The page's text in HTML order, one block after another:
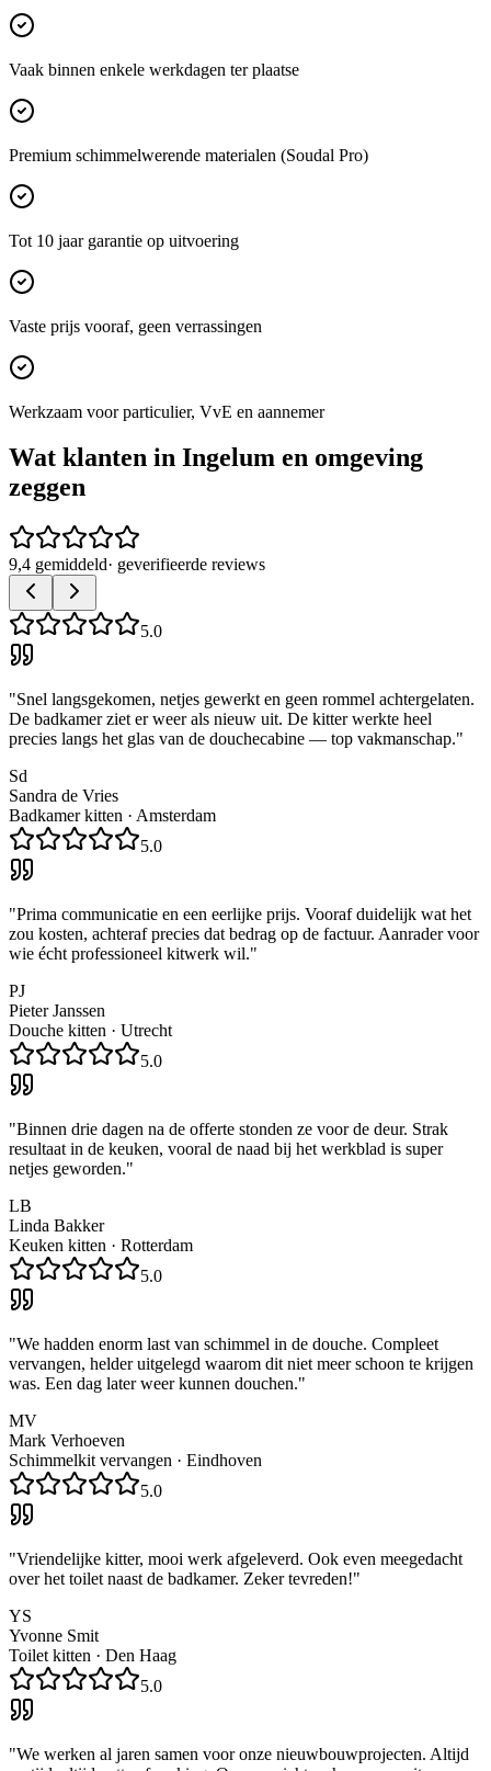
Vaak binnen enkele werkdagen ter plaatse
Premium schimmelwerende materialen (Soudal Pro)
Tot 10 jaar garantie op uitvoering
Vaste prijs vooraf, geen verrassingen
Werkzaam voor particulier, VvE en aannemer
Wat klanten in Ingelum en omgeving
zeggen
9,4 gemiddeld· geverifieerde reviews
5.0
"Snel langsgekomen, netjes gewerkt en geen rommel achtergelaten.
De badkamer ziet er weer als nieuw uit. De kitter werkte heel
precies langs het glas van de douchecabine — top vakmanschap."
Sd
Sandra de Vries
Badkamer kitten · Amsterdam
5.0
"Prima communicatie en een eerlijke prijs. Vooraf duidelijk wat het
zou kosten, achteraf precies dat bedrag op de factuur. Aanrader voor
wie écht professioneel kitwerk wil."
PJ
Pieter Janssen
Douche kitten · Utrecht
5.0
"Binnen drie dagen na de offerte stonden ze voor de deur. Strak
resultaat in de keuken, vooral de naad bij het werkblad is super
netjes geworden."
LB
Linda Bakker
Keuken kitten · Rotterdam
5.0
"We hadden enorm last van schimmel in de douche. Compleet
vervangen, helder uitgelegd waarom dit niet meer schoon te krijgen
was. Een dag later weer kunnen douchen."
MV
Mark Verhoeven
Schimmelkit vervangen · Eindhoven
5.0
"Vriendelijke kitter, mooi werk afgeleverd. Ook even meegedacht
over het toilet naast de badkamer. Zeker tevreden!"
YS
Yvonne Smit
Toilet kitten · Den Haag
5.0
"We werken al jaren samen voor onze nieuwbouwprojecten. Altijd